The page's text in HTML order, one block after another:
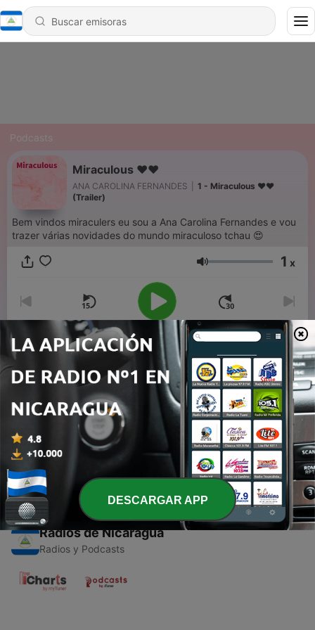
Podcasts
Miraculous ♥️♥️
ANA CAROLINA FERNANDES
1 - Miraculous ♥️♥️
(Trailer)
Bem vindos miraculers eu sou a Ana Carolina Fernandes e vou
trazer várias novidades do mundo miraculoso tchau 😍
Volumen 1 x
00:00
Episodios
Miraculous ♥️♥️ (Trailer)
28 abr. 2021
Radios de Nicaragua
Radios y Podcasts
DESCARGAR APP